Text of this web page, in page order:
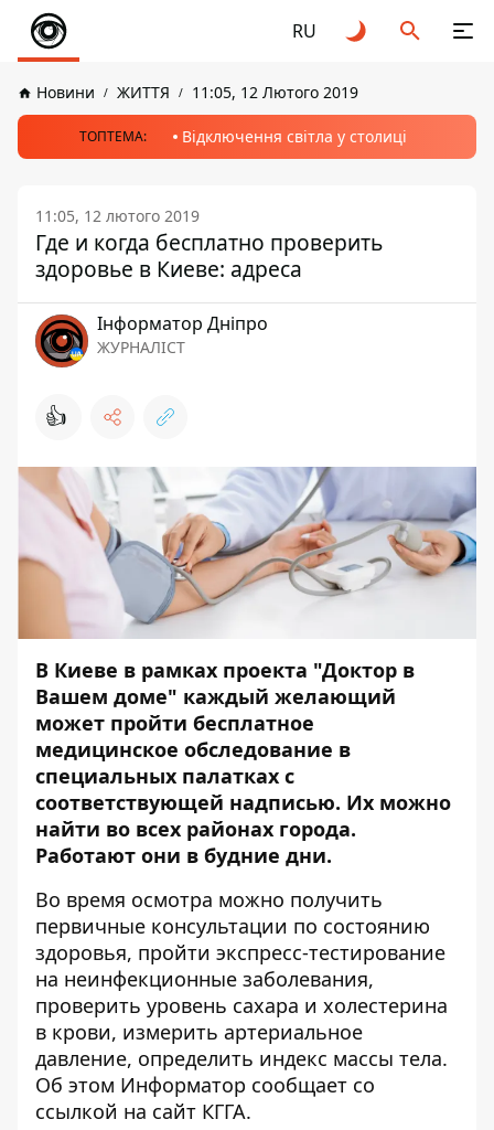
RU
Новини ЖИТТЯ 11:05, 12 Лютого 2019
ТОПТЕМА: Відключення світла у столиці
11:05, 12 лютого 2019
Где и когда бесплатно проверить
здоровье в Киеве: адреса
Інформатор Дніпро
ЖУРНАЛІСТ
👍
В Киеве в рамках проекта "Доктор в
Вашем доме" каждый желающий
может пройти бесплатное
медицинское обследование в
специальных палатках с
соответствующей надписью. Их можно
найти во всех районах города.
Работают они в будние дни.
Во время осмотра можно получить
первичные консультации по состоянию
здоровья, пройти экспресс-тестирование
на неинфекционные заболевания,
проверить уровень сахара и холестерина
в крови, измерить артериальное
давление, определить индекс массы тела.
Об этом Информатор сообщает со
ссылкой на сайт КГГА.